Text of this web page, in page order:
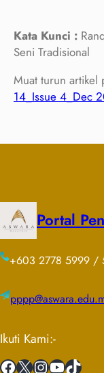
Kata Kunci :
Seni Tradisional
Muat turun artikel
14_Issue 4_Dec
Portal
+603 2778 5999 /
Ikuti Kami:-
Facebook X InstagramYouTube TikTok